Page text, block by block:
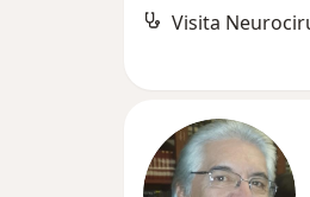
Visita